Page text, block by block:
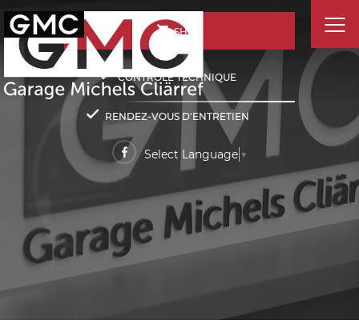
SHOP
CONTRÔLE TECHNIQUE
RENDEZ-VOUS D'ENTRETIEN
Select Language ▼